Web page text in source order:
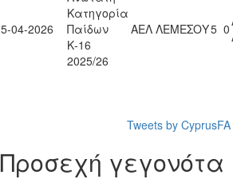
04-2026
Κατηγορία
Παίδων
Κ-16
2025/26
ΑΕΛ ΛΕΜΕΣΟΥ5 0
Tweets by CyprusFA
Προσεχή γεγονότα